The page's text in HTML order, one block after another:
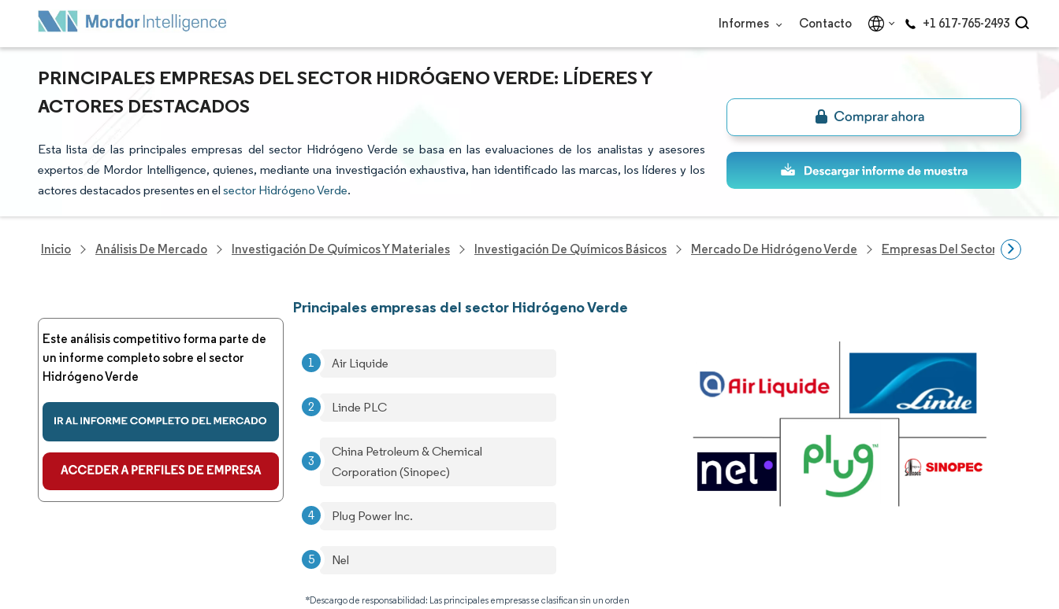
Informes Contacto +1 617-765-2493
PRINCIPALES EMPRESAS DEL SECTOR HIDRÓGENO VERDE: LÍDERES Y
ACTORES DESTACADOS
Esta lista de las principales empresas del sector Hidrógeno Verde se basa en las evaluaciones de los analistas y asesores
expertos de Mordor Intelligence, quienes, mediante una investigación exhaustiva, han identificado las marcas, los líderes y los
actores destacados presentes en el sector Hidrógeno Verde.
Inicio Análisis De Mercado Investigación De Químicos Y Materiales Investigación De Químicos Básicos Mercado De Hidrógeno Verde Empresas Del Sector
Este análisis competitivo forma parte de
un informe completo sobre el sector
Hidrógeno Verde
Principales empresas del sector Hidrógeno Verde
Air Liquide
Linde PLC
China Petroleum & Chemical
Corporation (Sinopec)
Plug Power Inc.
Nel
*Descargo de responsabilidad: Las principales empresas se clasifican sin un orden